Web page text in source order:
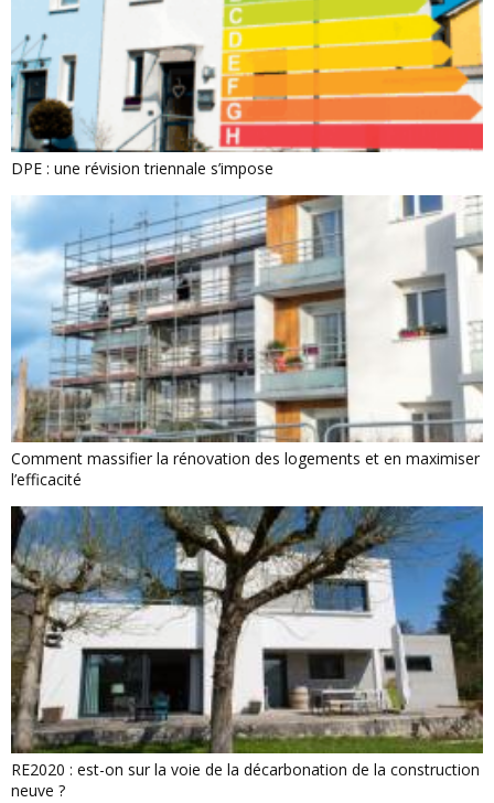
DPE : une révision triennale s’impose
Comment massifier la rénovation des logements et en maximiser
l’efficacité
RE2020 : est-on sur la voie de la décarbonation de la construction
neuve ?